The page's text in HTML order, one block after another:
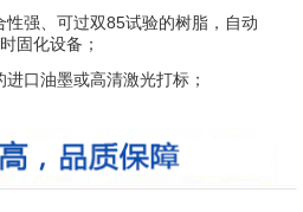
性强、可过双85试验的树脂，自动
固化设备；
口油墨或高清激光打标；